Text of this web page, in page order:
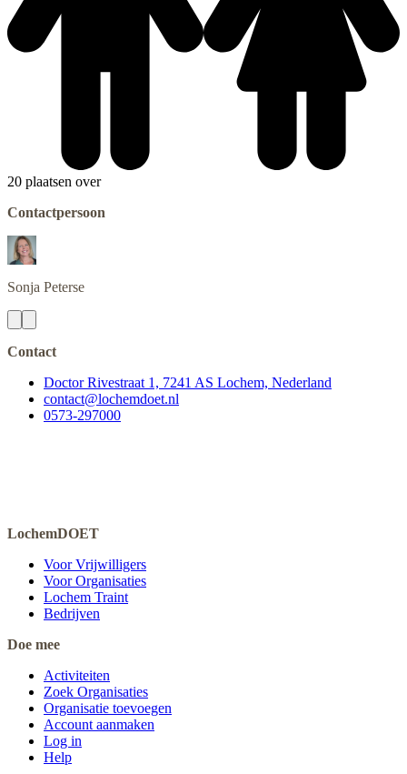
20 plaatsen over
Contactpersoon
Sonja Peterse
Contact
Doctor Rivestraat 1, 7241 AS Lochem, Nederland
contact@lochemdoet.nl
0573-297000
LochemDOET
Voor Vrijwilligers
Voor Organisaties
Lochem Traint
Bedrijven
Doe mee
Activiteiten
Zoek Organisaties
Organisatie toevoegen
Account aanmaken
Log in
Help